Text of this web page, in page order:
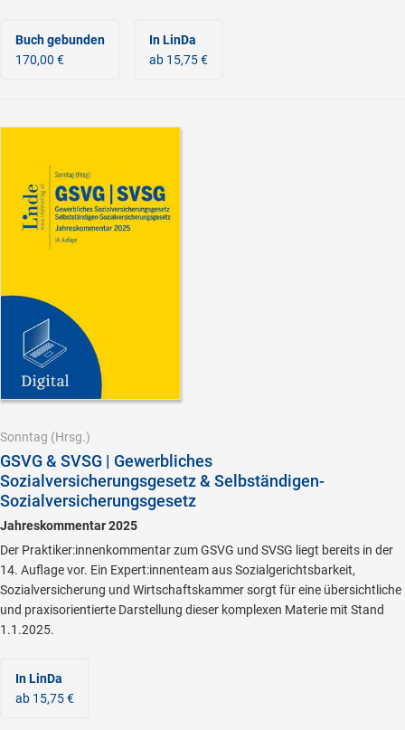
Buch gebunden
170,00 €
In LinDa
ab 15,75 €
Sonntag (Hrsg.)
GSVG & SVSG | Gewerbliches
Sozialversicherungsgesetz & Selbständigen-
Sozialversicherungsgesetz
Jahreskommentar 2025
Der Praktiker:innenkommentar zum GSVG und SVSG liegt bereits in der
14. Auflage vor. Ein Expert:innenteam aus Sozialgerichtsbarkeit,
Sozialversicherung und Wirtschaftskammer sorgt für eine übersichtliche
und praxisorientierte Darstellung dieser komplexen Materie mit Stand
1.1.2025.
In LinDa
ab 15,75 €